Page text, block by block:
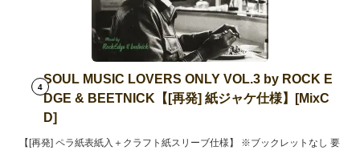
4
SOUL MUSIC LOVERS ONLY VOL.3 by ROCK E
DGE & BEETNICK【[再発] 紙ジャケ仕様】[MixC
D]
【[再発] ペラ紙表紙入＋クラフト紙スリーブ仕様】 ※ブックレットなし 要